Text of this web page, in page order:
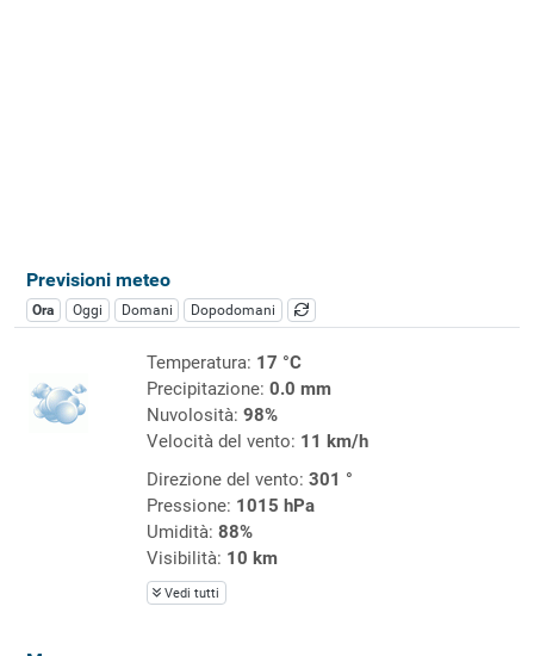
Previsioni meteo
Ora Oggi Domani Dopodomani
Temperatura: 17 °C
Precipitazione: 0.0 mm
Nuvolosità: 98%
Velocità del vento: 11 km/h
Direzione del vento: 301 °
Pressione: 1015 hPa
Umidità: 88%
Visibilità: 10 km
Vedi tutti